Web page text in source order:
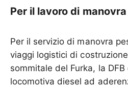
Per il lavoro di manovra
Per il servizio di manovra
viaggi logistici di
sommitale del Furka, la
locomotiva diesel ad